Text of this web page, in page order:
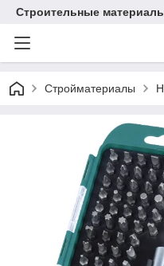
Строительные
Стройматериалы